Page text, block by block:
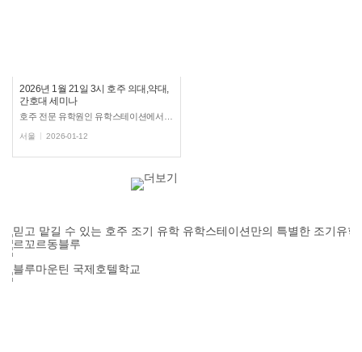
2026년 1월 21일 3시 호주 의대,약대,
간호대 세미나
서울 2026-01-12